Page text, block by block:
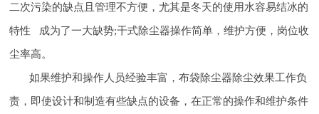
二次污染的缺点且管理不方便，尤其是冬天的使用水容易结冰的
特性 成为了一大缺势;干式除尘器操作简单，维护方便，岗位收
尘率高。
如果维护和操作人员经验丰富，布袋除尘器除尘效果工作负
责，即使设计和制造有些缺点的设备，在正常的操作和维护条件